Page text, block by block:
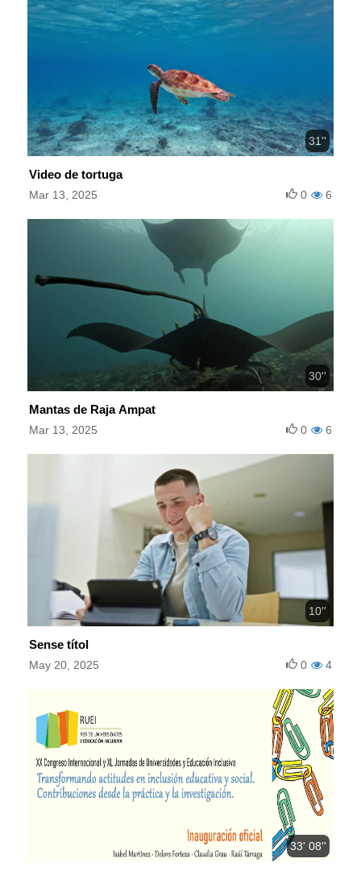
31''
Video de tortuga
Mar 13, 2025 6
0
30''
Mantas de Raja Ampat
Mar 13, 2025 6
0
10''
Sense títol
May 20, 2025 4
0
33' 08''